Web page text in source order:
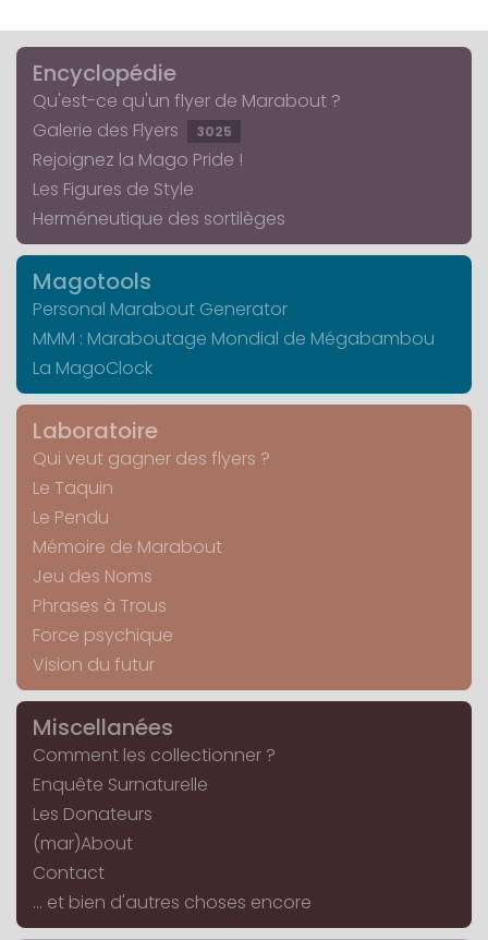
Encyclopédie
Qu'est-ce qu'un flyer de Marabout ?
Galerie des Flyers
3025
Rejoignez la Mago Pride !
Les Figures de Style
Herméneutique des sortilèges
Magotools
Personal Marabout Generator
MMM : Maraboutage Mondial de Mégabambou
La MagoClock
Laboratoire
Qui veut gagner des flyers ?
Le Taquin
Le Pendu
Mémoire de Marabout
Jeu des Noms
Phrases à Trous
Force psychique
Vision du futur
Miscellanées
Comment les collectionner ?
Enquête Surnaturelle
Les Donateurs
(mar)About
Contact
... et bien d'autres choses encore